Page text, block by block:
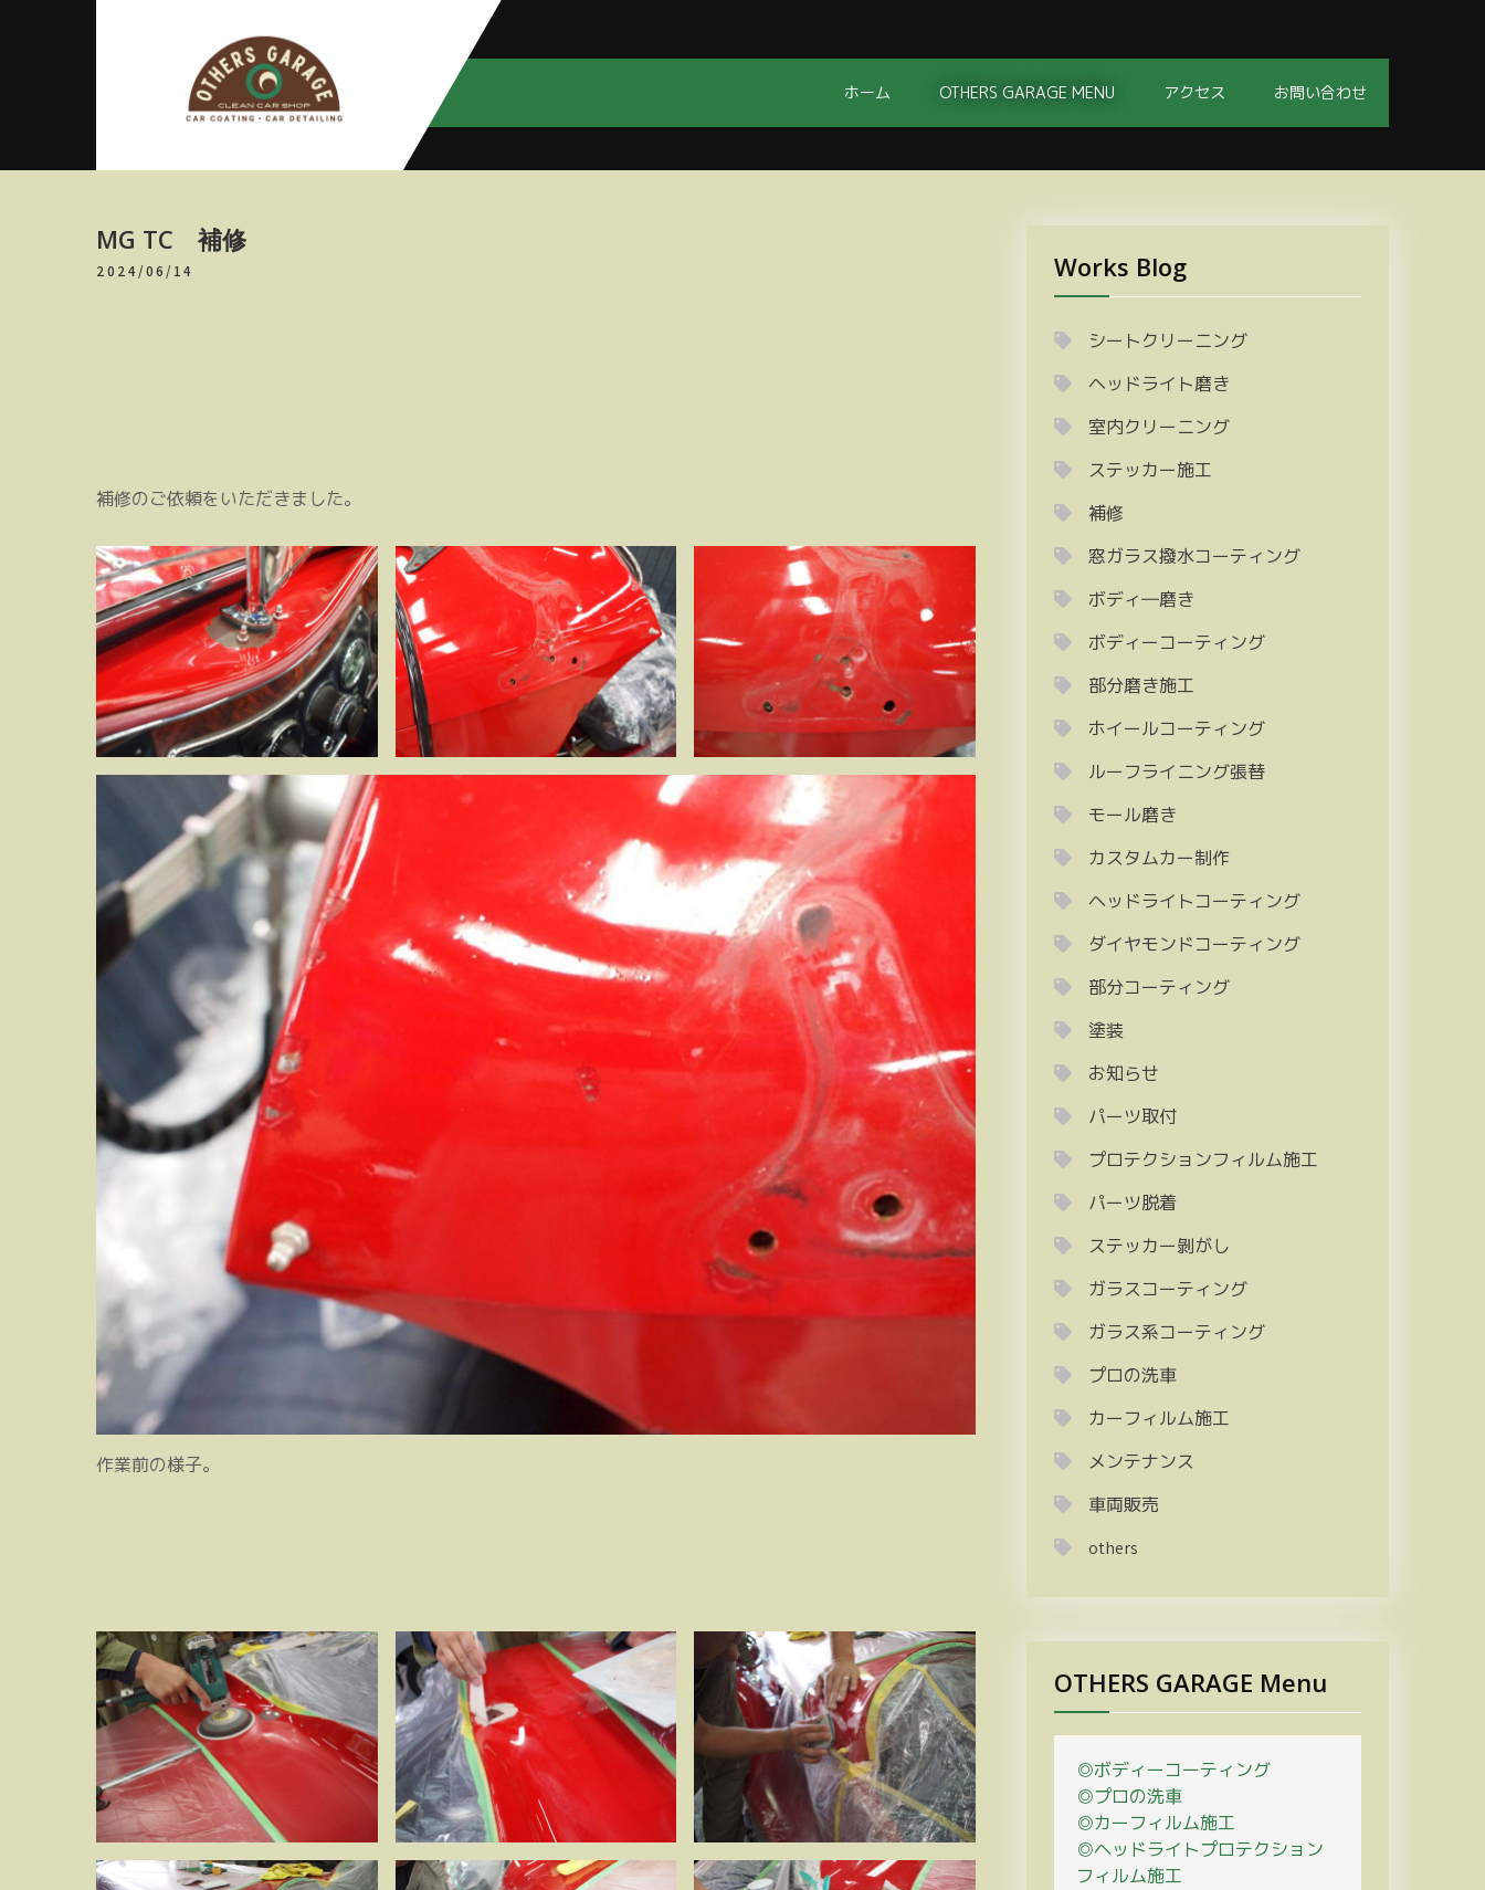
アザースガ
テナンス
ホーム OTHERS GARAGE MENU アクセス お問い合わせ
MG TC 補修
2024/06/14
補修のご依頼をいただきました。
作業前の様子。
Works Blog
シートクリーニング
ヘッドライト磨き
室内クリーニング
ステッカー施工
補修
窓ガラス撥水コーティング
ボディ―磨き
ボディーコーティング
部分磨き施工
ホイールコーティング
ルーフライニング張替
モール磨き
カスタムカー制作
ヘッドライトコーティング
ダイヤモンドコーティング
部分コーティング
塗装
お知らせ
パーツ取付
プロテクションフィルム施工
パーツ脱着
ステッカー剝がし
ガラスコーティング
ガラス系コーティング
プロの洗車
カーフィルム施工
メンテナンス
車両販売
others
OTHERS GARAGE Menu
◎ボディーコーティング
◎プロの洗車
◎カーフィルム施工
◎ヘッドライトプロテクション
フィルム施工